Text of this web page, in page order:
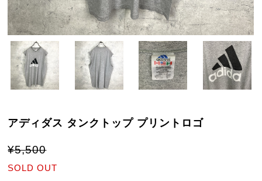
アディダス タンクトップ プリントロゴ
¥5,500
SOLD OUT